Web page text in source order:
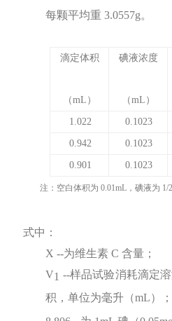
每颗平均重3.0557g。
滴定体积
（mL ）
碘液浓度
（mL ）
1.022 0.1023
0.942 0.1023
0.901 0.1023
注：空白体积为0.01mL ，碘液为 1/
式中：
X --为维生素C 含量；
V1 --样品试验消耗滴定
积，单位为毫升 （mL）